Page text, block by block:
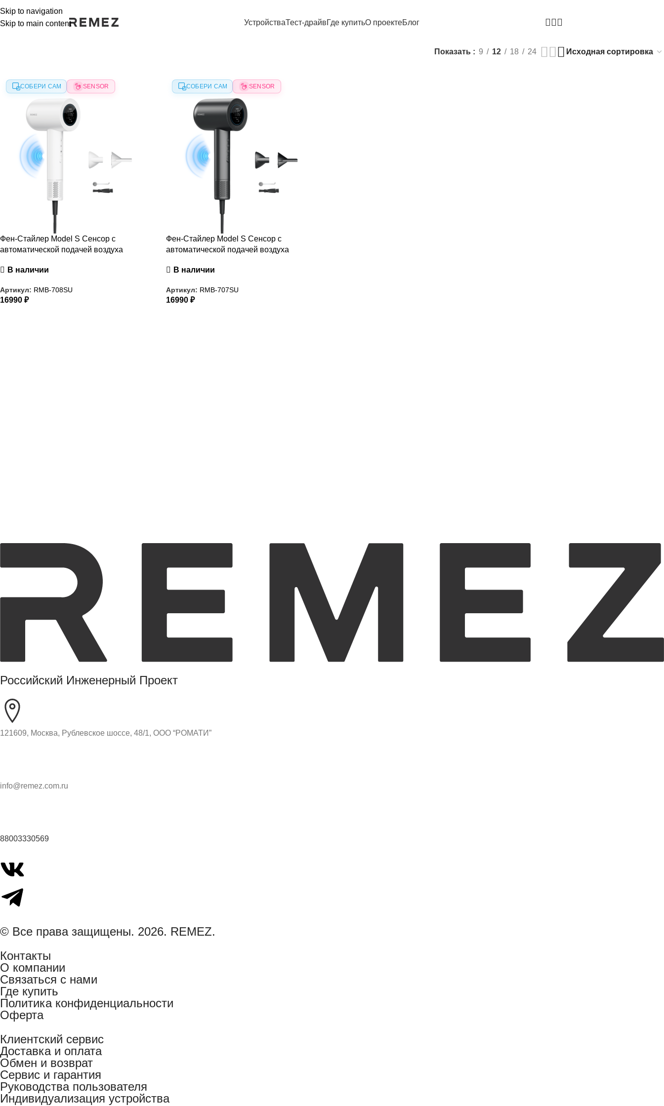
Skip to navigation
Skip to main content
УстройстваТест-драйвГде купитьО проектеБлог
Показать 9 12 18 24
СОБЕРИ САМ SENSOR
РАСПРОДАЖА
Фен-Стайлер Model S Сенсор с
автоматической подачей воздуха
В наличии
Артикул: RMB-708SU
16990 ₽
СОБЕРИ САМ SENSOR
РАСПРОДАЖА
Фен-Стайлер Model S Сенсор с
автоматической подачей воздуха
В наличии
Артикул: RMB-707SU
16990 ₽
Российский Инженерный Проект
121609, Москва, Рублевское шоссе, 48/1, ООО “РОМАТИ”
info@remez.com.ru
88003330569
© Все права защищены. 2026. REMEZ.
Контакты
О компании
Связаться с нами
Где купить
Политика конфиденциальности
Оферта
Клиентский сервис
Доставка и оплата
Обмен и возврат
Сервис и гарантия
Руководства пользователя
Индивидуализация устройства